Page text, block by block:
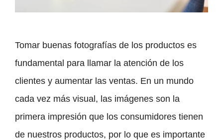
Tomar buenas fotografías de los productos es
fundamental para llamar la atención de los
clientes y aumentar las ventas. En un mundo
cada vez más visual, las imágenes son la
primera impresión que los consumidores tienen
de nuestros productos, por lo que es importante